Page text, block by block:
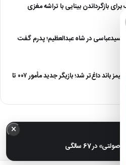
بازگرداندن بینایی با تراشه مغزی
سیدعباسی در شاه عبدالعظیم؛ پدرم گفت
رقابت برای نقش جیمز باند داغ‌تر شد؛ بازیگر جدید مأمور ۰۰۷ تا
×
در 67 سالگی